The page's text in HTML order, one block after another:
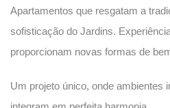
Apartamentos que resgatam a
sofisticação do Jardins.
proporcionam novas formas de
Um projeto único, onde ambientes